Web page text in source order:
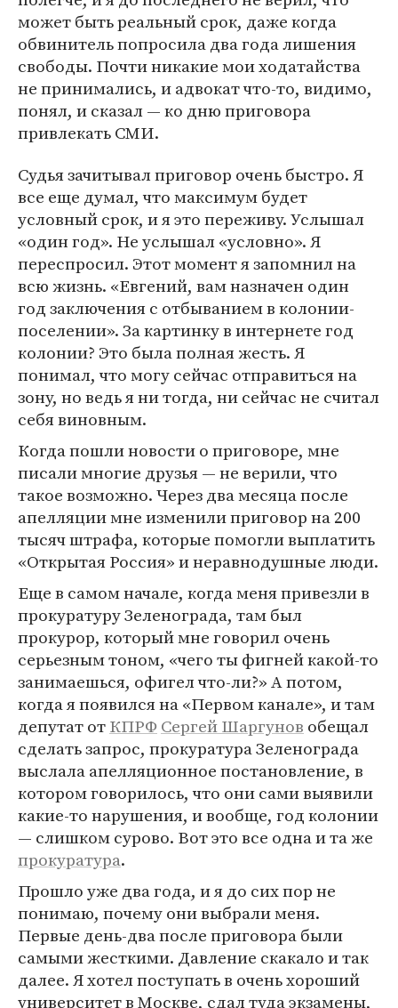
может быть реальный срок, даже когда
обвинитель попросила два года лишения
свободы. Почти никакие мои ходатайства
не принимались, и адвокат что-то, видимо,
понял, и сказал — ко дню приговора
привлекать СМИ.
Судья зачитывал приговор очень быстро. Я
все еще думал, что максимум будет
условный срок, и я это переживу. Услышал
«один год». Не услышал «условно». Я
переспросил. Этот момент я запомнил на
всю жизнь. «Евгений, вам назначен один
год заключения с отбыванием в колонии-
поселении». За картинку в интернете год
колонии? Это была полная жесть. Я
понимал, что могу сейчас отправиться на
зону, но ведь я ни тогда, ни сейчас не считал
себя виновным.
Когда пошли новости о приговоре, мне
писали многие друзья — не верили, что
такое возможно. Через два месяца после
апелляции мне изменили приговор на 200
тысяч штрафа, которые помогли выплатить
«Открытая Россия» и неравнодушные люди.
Еще в самом начале, когда меня привезли в
прокуратуру Зеленограда, там был
прокурор, который мне говорил очень
серьезным тоном, «чего ты фигней какой-то
занимаешься, офигел что-ли?» А потом,
когда я появился на «Первом канале», и там
депутат отКПРФ Сергей Шаргунов обещал
сделать запрос, прокуратура Зеленограда
выслала апелляционное постановление, в
котором говорилось, что они сами выявили
какие-то нарушения, и вообще, год колонии
— слишком сурово. Вот это все одна и та же
прокуратура.
Прошло уже два года, и я до сих пор не
понимаю, почему они выбрали меня.
Первые день-два после приговора были
самыми жесткими. Давление скакало и так
далее. Я хотел поступать в очень хороший
университет в Москве, сдал туда экзамены,